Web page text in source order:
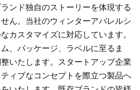
ンド独自のストーリーを体現する
ん。当社のウィンターアパレルシ
カスタマイズに対応しています。
、パッケージ、ラベルに至るま
いたします。スタートアップ企業
ィブなコンセプトを際立つ製品へ